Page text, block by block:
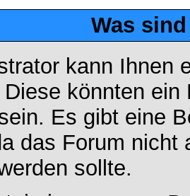
Was
kann Ihnen
könnten
Es gibt eine
das Forum nicht
sollte.